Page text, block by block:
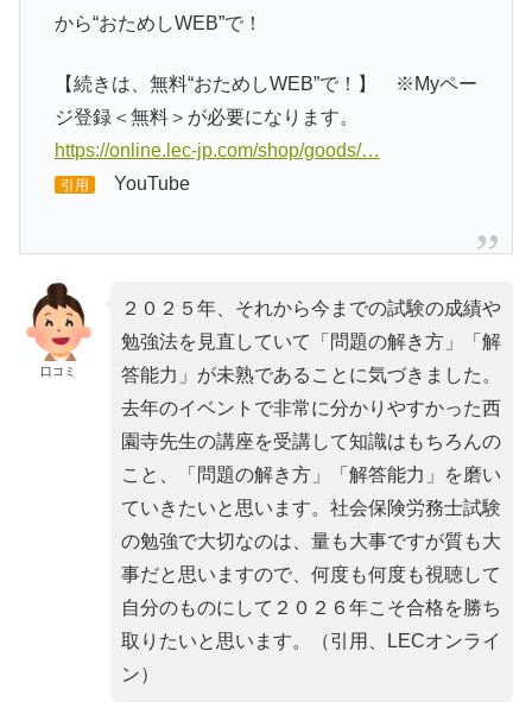
から“おためしWEB”で！
【続きは、無料“おためしWEB”で！】 ※Myペー
ジ登録＜無料＞が必要になります。
https://online.lec-jp.com/shop/goods/…
引用 YouTube
口コミ
２０２５年、それから今までの試験の成績や
勉強法を見直していて「問題の解き方」「解
答能力」が未熟であることに気づきました。
去年のイベントで非常に分かりやすかった西
園寺先生の講座を受講して知識はもちろんの
こと、「問題の解き方」「解答能力」を磨い
ていきたいと思います。社会保険労務士試験
の勉強で大切なのは、量も大事ですが質も大
事だと思いますので、何度も何度も視聴して
自分のものにして２０２６年こそ合格を勝ち
取りたいと思います。（引用、LECオンライ
ン）